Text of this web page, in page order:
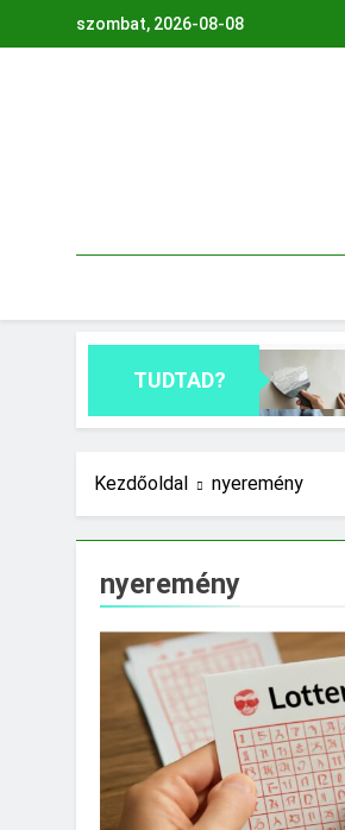
szombat, 2026-08-08
TUDTAD?
Kezdőoldal nyeremény
nyeremény